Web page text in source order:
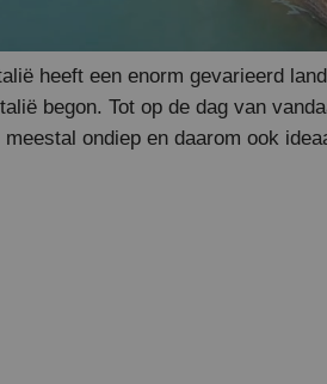
heeft een enorm gevarieerd
begon. Tot op de dag van
ondiep en daarom ook